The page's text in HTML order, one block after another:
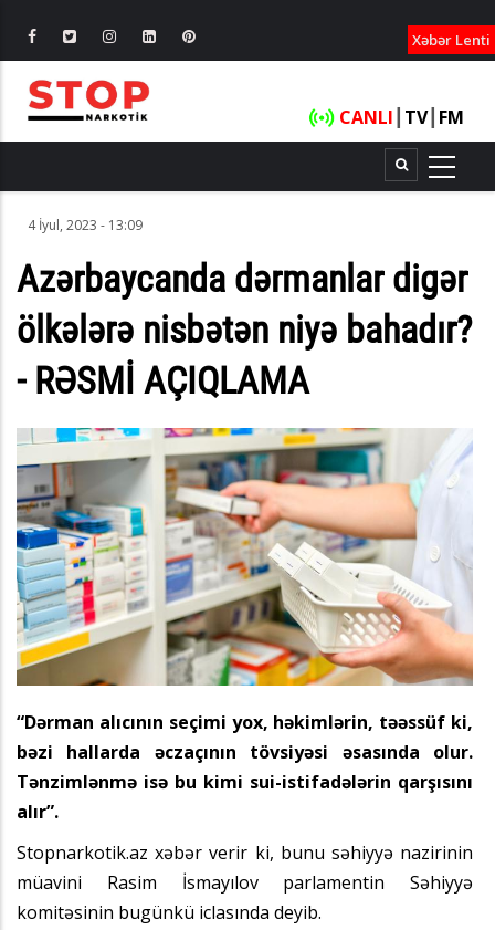
Xəbər Lenti
CANLI TV┃ FM
4 İyul, 2023 - 13:09
Azərbaycanda dərmanlar digər
ölkələrə nisbətən niyə bahadır?
- RƏSMİ AÇIQLAMA
“Dərman alıcının seçimi yox, həkimlərin, təəssüf ki,
bəzi hallarda əczaçının tövsiyəsi əsasında olur.
Tənzimlənmə isə bu kimi sui-istifadələrin qarşısını
alır”.
Stopnarkotik.az xəbər verir ki, bunu səhiyyə nazirinin
müavini Rasim İsmayılov parlamentin Səhiyyə
komitəsinin bugünkü iclasında deyib.